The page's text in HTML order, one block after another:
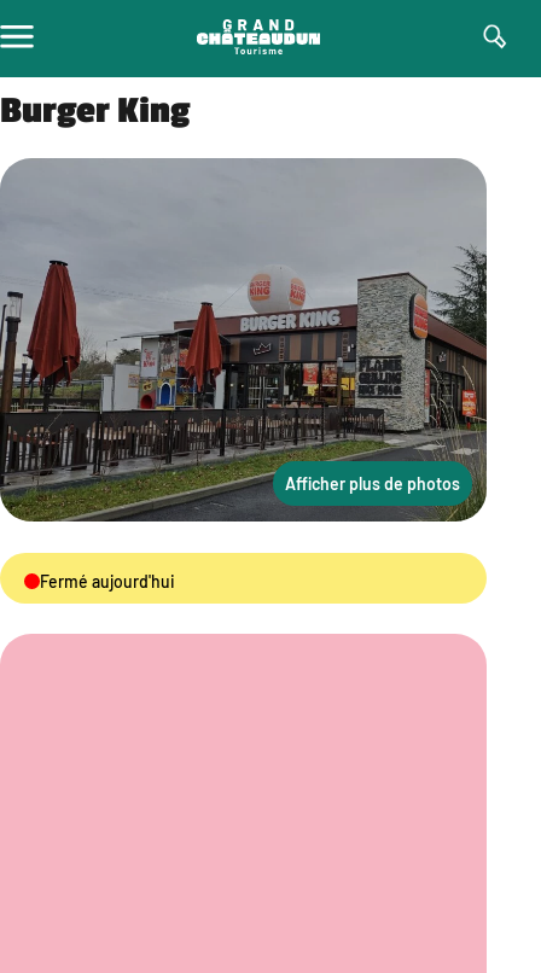
au
contenu
Burger King
Afficher plus de photos
Fermé aujourd'hui